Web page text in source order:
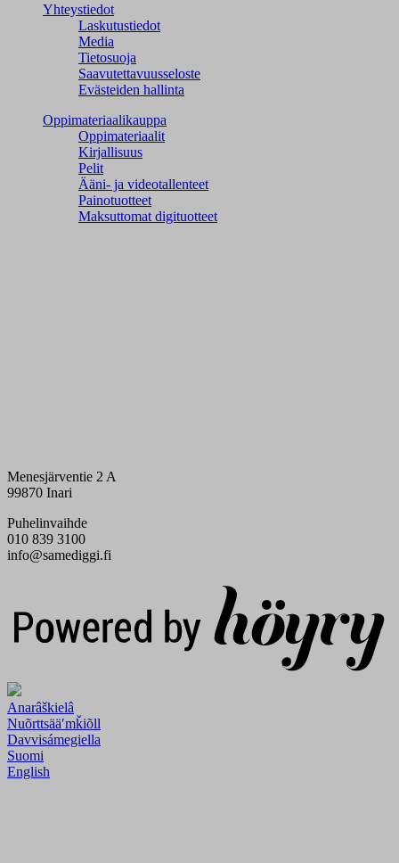
Yhteystiedot
Laskutustiedot
Media
Tietosuoja
Saavutettavuusseloste
Evästeiden hallinta
Oppimateriaalikauppa
Oppimateriaalit
Kirjallisuus
Pelit
Ääni- ja videotallenteet
Painotuotteet
Maksuttomat digituotteet
Menesjärventie 2 A
99870 Inari
Puhelinvaihde
010 839 3100
info@samediggi.fi
Anarâškielâ
Nuõrttsääʹmǩiõll
Davvisámegiella
Suomi
English